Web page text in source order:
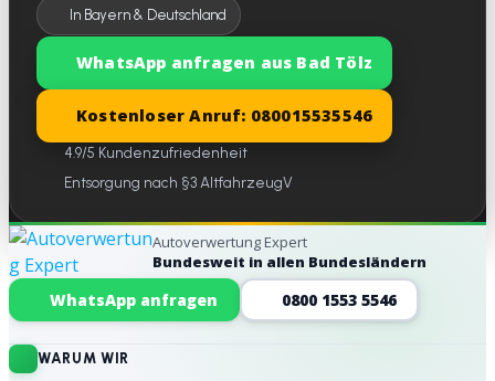
In Bayern & Deutschland
WhatsApp anfragen aus Bad Tölz
Kostenloser Anruf: 080015535546
4.9/5 Kundenzufriedenheit
Entsorgung nach §3 AltfahrzeugV
Website-Footer
Autoverwertung Expert
Bundesweit in allen Bundesländern
WhatsApp anfragen 0800 1553 5546
WARUM WIR